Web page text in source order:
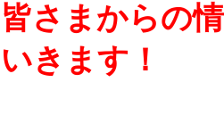
皆さまからの
いきます！